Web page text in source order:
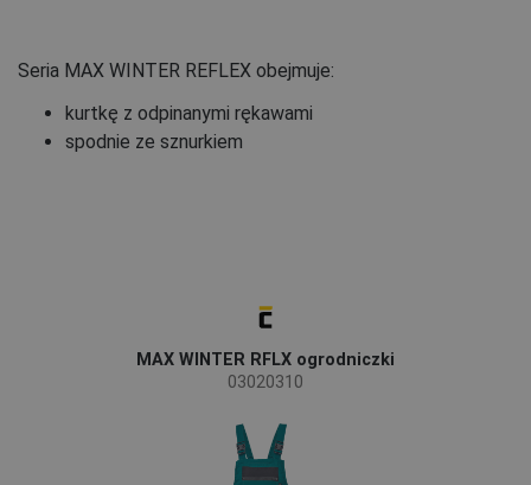
Seria MAX WINTER REFLEX obejmuje:
kurtkę z odpinanymi rękawami
spodnie ze sznurkiem
MAX WINTER RFLX ogrodniczki
03020310